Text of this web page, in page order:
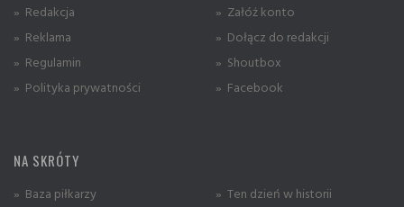
» Redakcja
» Reklama
» Regulamin
» Polityka prywatności
» Załóż konto
» Dołącz do redakcji
» Shoutbox
» Facebook
NA SKRÓTY
» Baza piłkarzy
» Ten dzień w historii